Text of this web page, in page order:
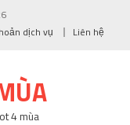
dịch vụ Liên hệ
4 mùa